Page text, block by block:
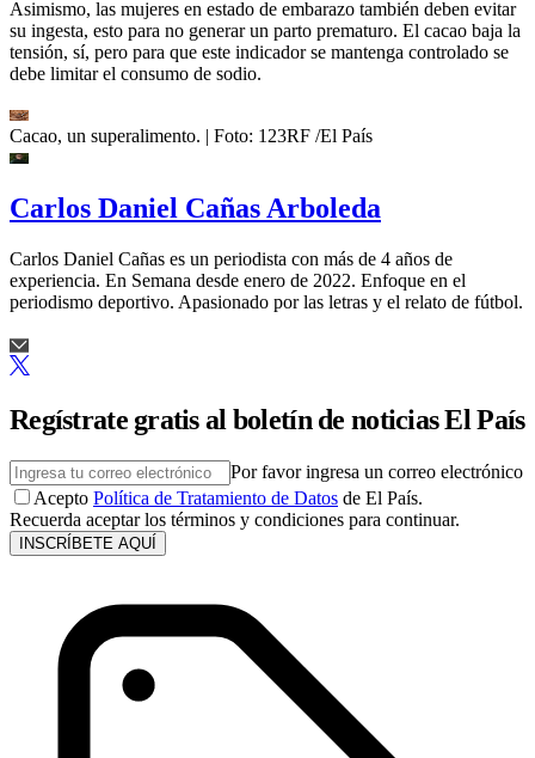
Asimismo, las mujeres en estado de embarazo también deben evitar
su ingesta, esto para no generar un parto prematuro. El cacao baja la
tensión, sí, pero para que este indicador se mantenga controlado se
debe limitar el consumo de sodio.
Cacao, un superalimento. | Foto: 123RF /El País
Carlos Daniel Cañas Arboleda
Carlos Daniel Cañas es un periodista con más de 4 años de
experiencia. En Semana desde enero de 2022. Enfoque en el
periodismo deportivo. Apasionado por las letras y el relato de fútbol.
Regístrate gratis al boletín de noticias El País
Por favor ingresa un correo electrónico
Acepto Política de Tratamiento de Datos de El País.
Recuerda aceptar los términos y condiciones para continuar.
INSCRÍBETE AQUÍ